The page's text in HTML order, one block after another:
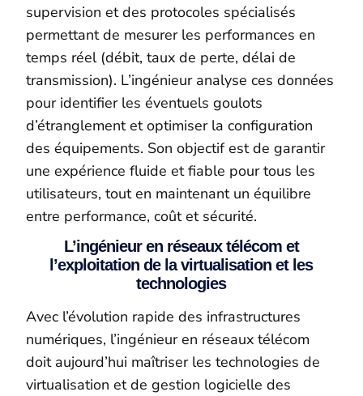
supervision et des protocoles spécialisés
permettant de mesurer les performances en
temps réel (débit, taux de perte, délai de
transmission). L’ingénieur analyse ces données
pour identifier les éventuels goulots
d’étranglement et optimiser la configuration
des équipements. Son objectif est de garantir
une expérience fluide et fiable pour tous les
utilisateurs, tout en maintenant un équilibre
entre performance, coût et sécurité.
L’ingénieur en réseaux télécom et
l’exploitation de la virtualisation et les
technologies
Avec l’évolution rapide des infrastructures
numériques, l’ingénieur en réseaux télécom
doit aujourd’hui maîtriser les technologies de
virtualisation et de gestion logicielle des